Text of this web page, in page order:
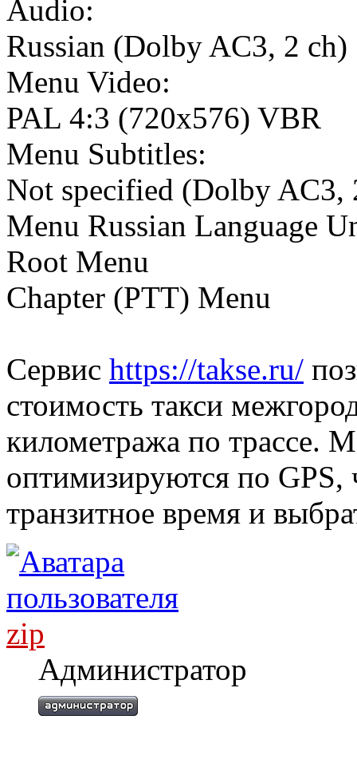
Audio:
Russian (Dolby AC3, 2 ch)
Menu Video:
PAL 4:3 (720x576) VBR
Menu Subtitles:
Not specified (Dolby AC3,
Menu Russian Language
Root Menu
Chapter (PTT) Menu
Сервис https://takse.ru/
стоимость такси
километража по трассе.
оптимизируются по GPS,
транзитное время и
zip
Администратор